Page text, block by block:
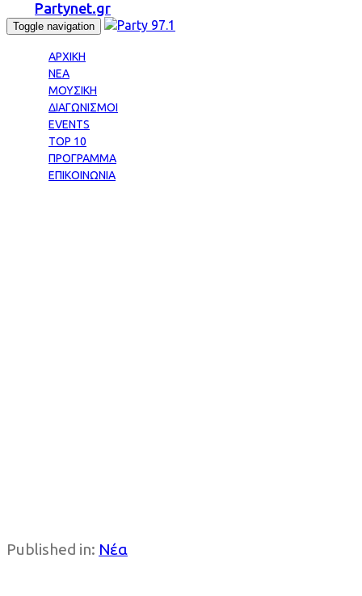
Partynet.gr
Toggle navigation
ΑΡΧΙΚΗ
ΝΕΑ
ΜΟΥΣΙΚΗ
ΔΙΑΓΩΝΙΣΜΟΙ
EVENTS
TOP 10
ΠΡΟΓΡΑΜΜΑ
ΕΠΙΚΟΙΝΩΝΙΑ
Published in: Νέα